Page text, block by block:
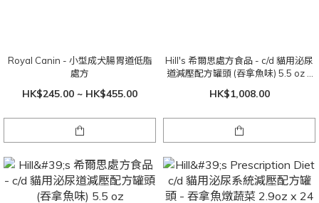
Royal Canin - 小型成犬腸胃道低脂
處方
HK$245.00 ~ HK$455.00
Hill's 希爾思處方食品 - c/d 貓用泌尿
道減壓配方罐頭 (吞拿魚味) 5.5 oz x
24 罐 ( 1 盤 )
HK$1,008.00